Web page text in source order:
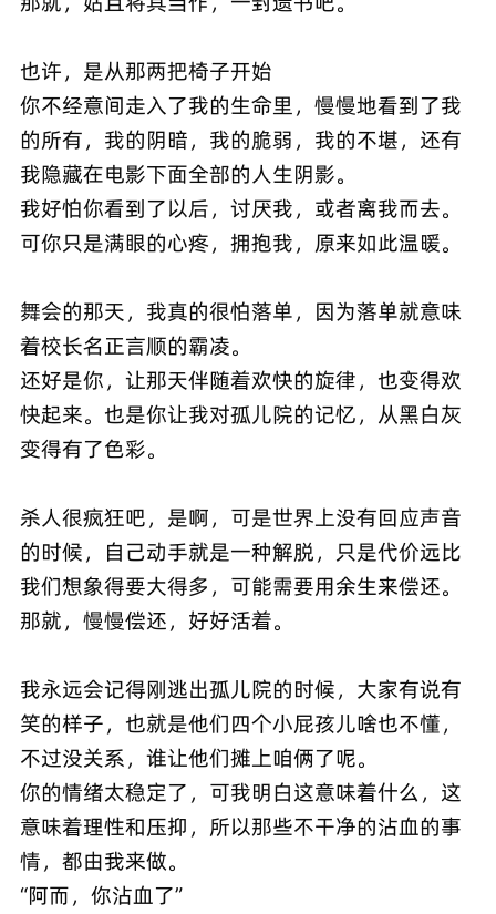
也许，是从那两把椅子开始
你不经意间走入了我的生命里，慢慢地看到了我
的所有，我的阴暗，我的脆弱，我的不堪，还有
我隐藏在电影下面全部的人生阴影。
我好怕你看到了以后，讨厌我，或者离我而去。
可你只是满眼的心疼，拥抱我，原来如此温暖。
舞会的那天，我真的很怕落单，因为落单就意味
着校长名正言顺的霸凌。
还好是你，让那天伴随着欢快的旋律，也变得欢
快起来。也是你让我对孤儿院的记忆，从黑白灰
变得有了色彩。
杀人很疯狂吧，是啊，可是世界上没有回应声音
的时候，自己动手就是一种解脱，只是代价远比
我们想象得要大得多，可能需要用余生来偿还。
那就，慢慢偿还，好好活着。
我永远会记得刚逃出孤儿院的时候，大家有说有
笑的样子，也就是他们四个小屁孩儿啥也不懂，
不过没关系，谁让他们摊上咱俩了呢。
你的情绪太稳定了，可我明白这意味着什么，这
意味着理性和压抑，所以那些不干净的沾血的事
情，都由我来做。
“阿而，你沾血了”